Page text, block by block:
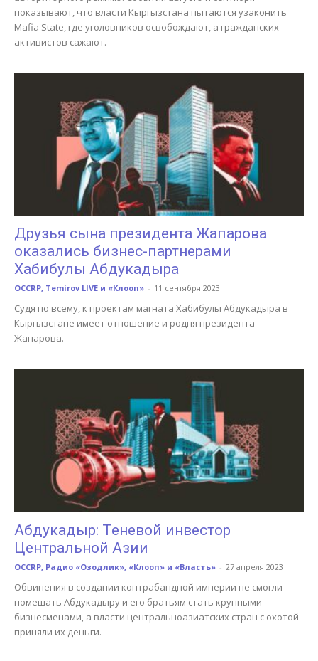
показывают, что власти Кыргызстана пытаются узаконить
Mafia State, где уголовников освобождают, а гражданских
активистов сажают.
Друзья сына президента Жапарова
оказались бизнес-партнерами
Хабибулы Абдукадыра
OCCRP, Temirov LIVE и «Клооп» - 11 сентября 2023
Судя по всему, к проектам магната Хабибулы Абдукадыра в
Кыргызстане имеет отношение и родня президента
Жапарова.
Абдукадыр: Теневой инвестор
Центральной Азии
OCCRP, Радио «Озодлик», «Клооп» и «Власть» - 27 апреля 2023
Обвинения в создании контрабандной империи не смогли
помешать Абдукадыру и его братьям стать крупными
бизнесменами, а власти центральноазиатских стран с охотой
приняли их деньги.